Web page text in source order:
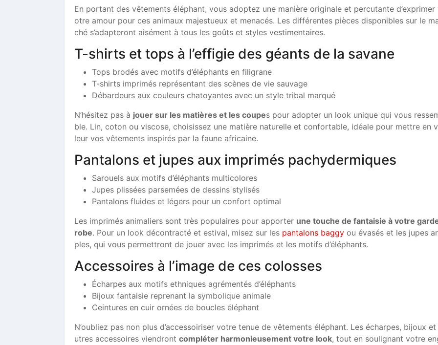
En portant des vêtements éléphant, vous adoptez une manière originale et percutante d’exprimer
otre amour pour ces animaux majestueux et menacés. Les différentes pièces disponibles sur le
ché s’adapteront aisément à tous les goûts et styles vestimentaires.
T-shirts et tops à l’effigie des géants de la savane
Tops brodés avec motifs d’éléphants en filigrane
T-shirts imprimés représentant des scènes de vie sauvage
Débardeurs aux couleurs chatoyantes avec un style tribal marqué
N’hésitez pas à jouer sur les matières et les coupes pour adopter un look unique qui vous
ble. Lin, coton ou viscose, choisissez une matière naturelle et confortable, idéale pour mettre en
leur vos vêtements inspirés par la faune africaine.
Pantalons et jupes aux imprimés pachydermiques
Sarouels aux motifs d’éléphants multicolores
Jupes plissées parsemées de dessins stylisés
Pantalons fluides et légers pour un confort optimal
Les imprimés animaliers sont très populaires pour apporter une touche de fantaisie à votre
robe. Pour un look décontracté et estival, misez sur les pantalons baggy ou évasés et les jupes
ples, qui vous permettront de jouer avec les imprimés et les motifs d’éléphants.
Accessoires à l’image de ces colosses
Écharpes aux motifs ethniques agrémentés d’éléphants
Bijoux fantaisie reprenant la symbolique animale
Ceintures en cuir ornées de boucles éléphant
N’oubliez pas non plus d’accessoiriser votre tenue de vêtements éléphant. Les écharpes, bijoux et
utres accessoires viendront compléter harmonieusement votre look, tout en soulignant votre